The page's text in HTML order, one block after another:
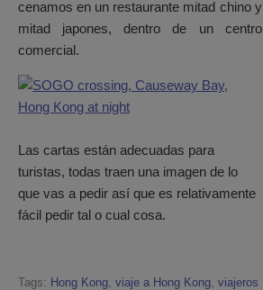
cenamos en un restaurante mitad chino y
mitad japones, dentro de un centro
comercial.
Las cartas están adecuadas para
turistas, todas traen una imagen de lo
que vas a pedir así que es relativamente
fácil pedir tal o cual cosa.
Tags: Hong Kong viaje a Hong Kong viajeros